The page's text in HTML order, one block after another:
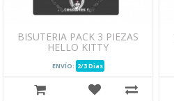
BISUTERIA PACK 3 PIEZAS
HELLO KITTY
ENVÍO: 2/3 Dias